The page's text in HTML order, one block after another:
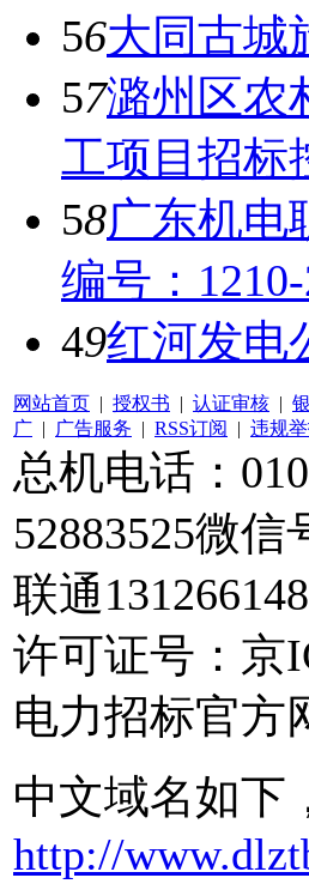
56大同古城
57潞州区农
工项目招标
58广东机电
编号：
49红河发电
网站首页 | 授权书 | 认证审核 |
广 | 广告服务 | RSS订阅 | 违规
总机电话：
52883525微信
联通
许可证号：京
电力招标官方
中文域名如下
http://